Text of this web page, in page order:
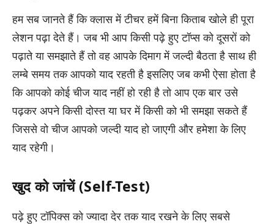
हम सब जानते हैं कि क्लास में टीचर हमें बिना किताब खोले ही पूरा
लेशन पढ़ा देते हैं। जब भी आप किसी पढ़े हुए टॉप्स को दूसरों को
पढ़ाते या समझाते हैं तो वह आपके दिमाग में जल्दी बैठता है साथ ही
लम्बे समय तक आपको याद रहती है इसलिए जब कभी ऐसा होता है
कि आपको कोई चीज याद नहीं हो रही है तो आप एक बार उसे
पढ़कर अपने किसी दोस्त या घर में किसी को भी समझा सकते हैं
जिससे वो चीज आपको जल्दी याद हो जाएगी और हमेशा के लिए
याद रहेगी।
खुद को जांचें (Self-Test)
पढ़े हुए टॉपिक्स को ज्यादा देर तक याद रखने के लिए सबसे